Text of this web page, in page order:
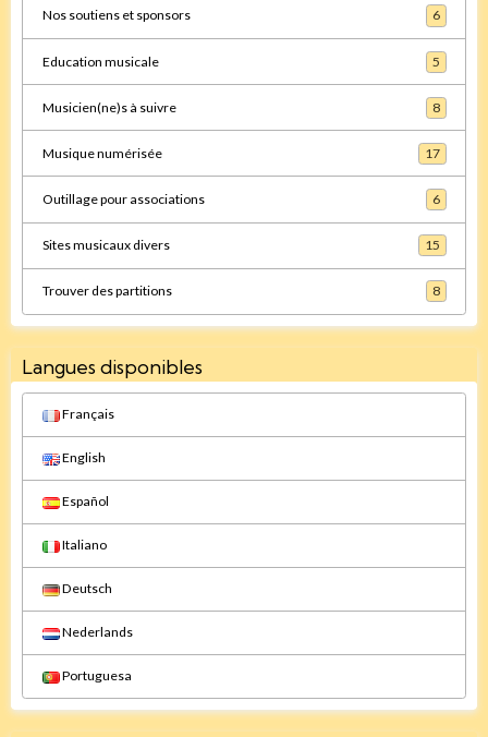
Nos soutiens et sponsors 6
Education musicale 5
Musicien(ne)s à suivre 8
Musique numérisée 17
Outillage pour associations 6
Sites musicaux divers 15
Trouver des partitions 8
Langues disponibles
Français
English
Español
Italiano
Deutsch
Nederlands
Portuguesa